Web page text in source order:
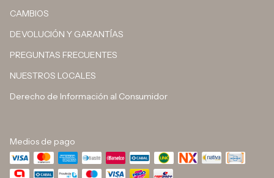
CAMBIOS
DEVOLUCIÓN Y GARANTÍAS
PREGUNTAS FRECUENTES
NUESTROS LOCALES
Derecho de Información al Consumidor
Medios de pago